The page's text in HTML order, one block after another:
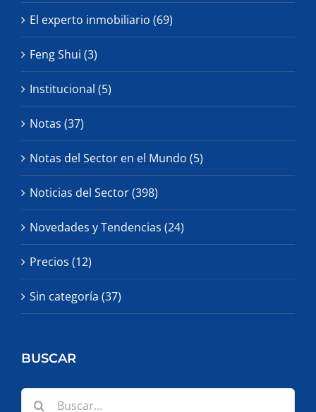
El experto inmobiliario (69)
Feng Shui (3)
Institucional (5)
Notas (37)
Notas del Sector en el Mundo (5)
Noticias del Sector (398)
Novedades y Tendencias (24)
Precios (12)
Sin categoría (37)
BUSCAR
Buscar: